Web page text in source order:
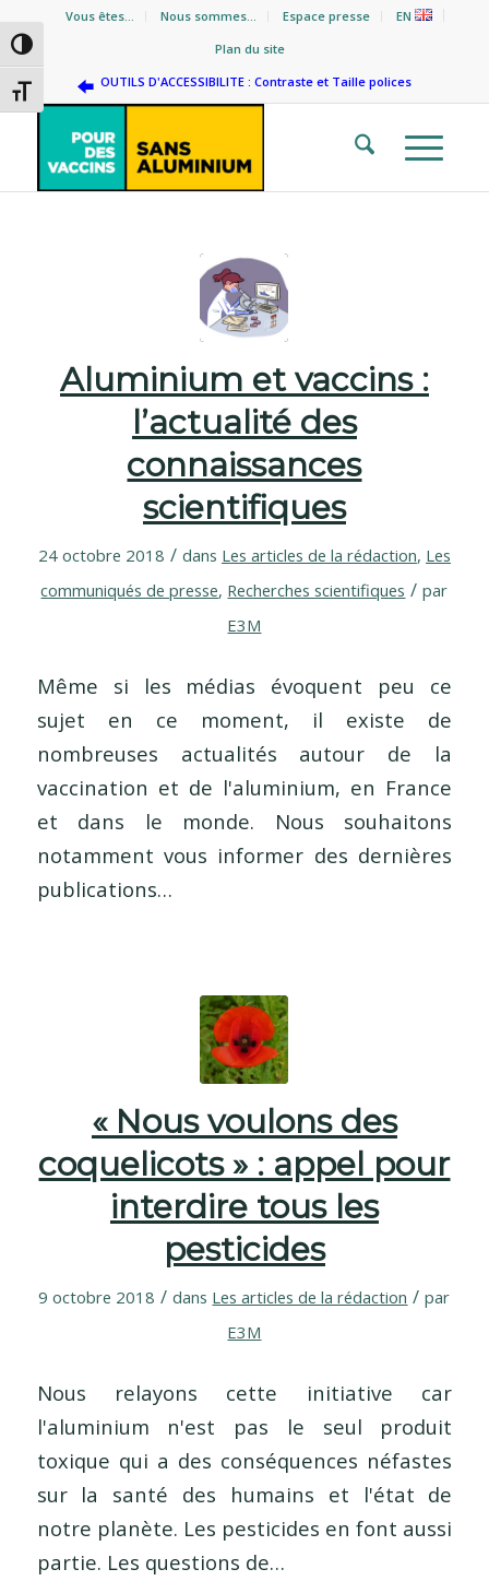
Passer en contraste élevé
Changer la taille de la police
Vous êtes… Nous sommes… Espace presse
EN
Plan du site
OUTILS D'ACCESSIBILITE : Contraste et Taille polices
Aluminium et vaccins :
l’actualité des
connaissances
scientifiques
24 octobre 2018 / dans Les articles de la rédaction, Les
communiqués de presse, Recherches scientifiques / par
E3M
Même si les médias évoquent peu ce
sujet en ce moment, il existe de
nombreuses actualités autour de la
vaccination et de l'aluminium, en France
et dans le monde. Nous souhaitons
notamment vous informer des dernières
publications…
« Nous voulons des
coquelicots » : appel pour
interdire tous les
pesticides
9 octobre 2018 / dans Les articles de la rédaction / par
E3M
Nous relayons cette initiative car
l'aluminium n'est pas le seul produit
toxique qui a des conséquences néfastes
sur la santé des humains et l'état de
notre planète. Les pesticides en font aussi
partie. Les questions de…